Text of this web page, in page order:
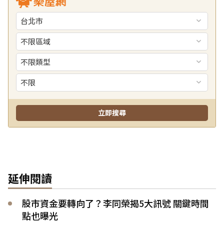
延伸閱讀
股市資金要轉向了？李同榮揭5大訊號 關鍵時間
點也曝光